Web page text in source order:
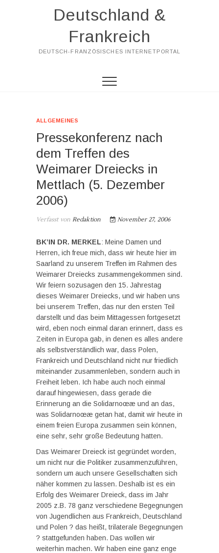
Deutschland &
Frankreich
DEUTSCH-FRANZÖSISCHES INTERNETPORTAL
ALLGEMEINES
Pressekonferenz nach
dem Treffen des
Weimarer Dreiecks in
Mettlach (5. Dezember
2006)
Verfasst von Redaktion November 27, 2006
BK’IN DR. MERKEL: Meine Damen und
Herren, ich freue mich, dass wir heute hier im
Saarland zu unserem Treffen im Rahmen des
Weimarer Dreiecks zusammengekommen sind.
Wir feiern sozusagen den 15. Jahrestag
dieses Weimarer Dreiecks, und wir haben uns
bei unserem Treffen, das nur den ersten Teil
darstellt und das beim Mittagessen fortgesetzt
wird, eben noch einmal daran erinnert, dass es
Zeiten in Europa gab, in denen es alles andere
als selbstverständlich war, dass Polen,
Frankreich und Deutschland nicht nur friedlich
miteinander zusammenleben, sondern auch in
Freiheit leben. Ich habe auch noch einmal
darauf hingewiesen, dass gerade die
Erinnerung an die Solidarnoœæ und an das,
was Solidarnoœæ getan hat, damit wir heute in
einem freien Europa zusammen sein können,
eine sehr, sehr große Bedeutung hatten.
Das Weimarer Dreieck ist gegründet worden,
um nicht nur die Politiker zusammenzuführen,
sondern um auch unsere Gesellschaften sich
näher kommen zu lassen. Deshalb ist es ein
Erfolg des Weimarer Dreieck, dass im Jahr
2005 z.B. 78 ganz verschiedene Begegnungen
von Jugendlichen aus Frankreich, Deutschland
und Polen ? das heißt, trilaterale Begegnungen
? stattgefunden haben. Das wollen wir
weiterhin machen. Wir haben eine ganz enge